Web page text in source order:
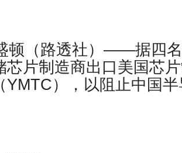
顿（路透社）——据四
芯片制造商出口美国芯
YMTC），以阻止中国